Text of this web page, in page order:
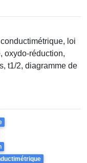
loi
oxydo-réduction,
t1/2, diagramme de